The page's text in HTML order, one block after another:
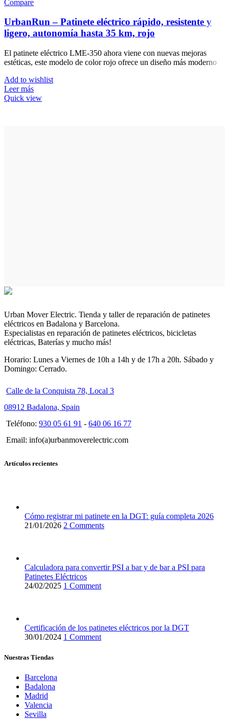
Compare
UrbanRun – Patinete eléctrico rápido, resistente y
ligero, autonomía hasta 35 km, rojo
El patinete eléctrico LME-350 ahora viene con nuevas mejoras
estéticas, este modelo de color rojo ofrece un diseño más moderno
Add to wishlist
Leer más
Quick view
Urban Mover Electric. Tienda y taller de reparación de patinetes
eléctricos en Badalona y Barcelona.
Especialistas en reparación de patinetes eléctricos, bicicletas
eléctricas, Baterías y mucho más!
Horario: Lunes a Viernes de 10h a 14h y de 17h a 20h. Sábado y
Domingo: Cerrado.
Calle de la Conquista 78, Local 3
08912 Badalona, Spain
Teléfono: 930 05 61 91 - 640 06 16 77
Email: info(a)urbanmoverelectric.com
Artículos recientes
Cómo registrar mi patinete en la DGT: guía completa 2026
21/01/2026 2 Comments
Calculadora para convertir PSI a bar y de bar a PSI para
Patinetes Eléctricos
24/02/2025 1 Comment
Certificación de los patinetes eléctricos por la DGT
30/01/2024 1 Comment
Nuestras Tiendas
Barcelona
Badalona
Madrid
Valencia
Sevilla